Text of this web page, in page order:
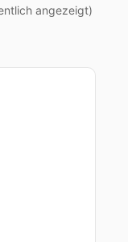
angezeigt)